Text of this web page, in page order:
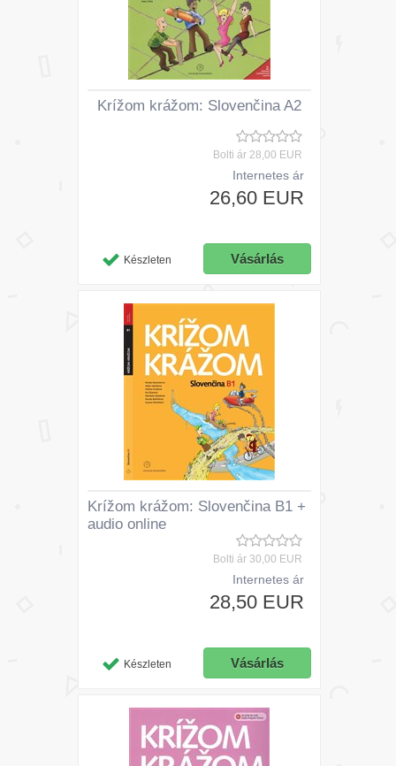
Krížom krážom: Slovenčina A2
Bolti ár 28,00 EUR
Internetes ár
26,60 EUR
Készleten
Krížom krážom: Slovenčina B1 +
audio online
Bolti ár 30,00 EUR
Internetes ár
28,50 EUR
Készleten